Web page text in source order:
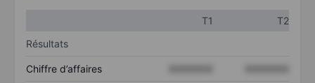
T1
T2
Résultats
Chiffre d’affaires